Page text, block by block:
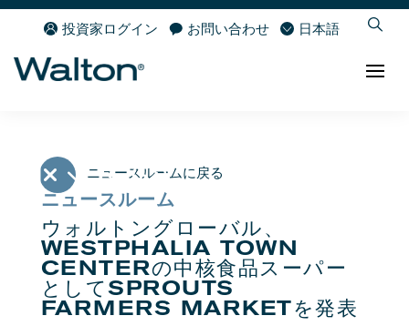
投資家ログイン お問い合わせ 日本語
ニュースルームに戻る
ニュースルーム
ウォルトングローバル、
WESTPHALIA TOWN
CENTERの中核食品スーパー
としてSPROUTS
FARMERS MARKETを発表